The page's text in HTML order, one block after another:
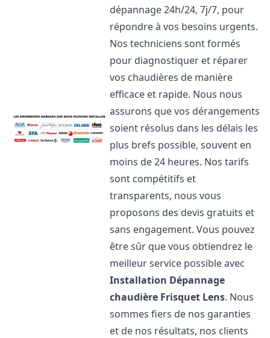
dépannage 24h/24, 7j/7, pour
répondre à vos besoins urgents.
Nos techniciens sont formés
pour diagnostiquer et réparer
vos chaudières de manière
efficace et rapide. Nous nous
assurons que vos dérangements
soient résolus dans les délais les
plus brefs possible, souvent en
moins de 24 heures. Nos tarifs
sont compétitifs et
transparents, nous vous
proposons des devis gratuits et
sans engagement. Vous pouvez
être sûr que vous obtiendrez le
meilleur service possible avec
Installation Dépannage
chaudière Frisquet Lens. Nous
sommes fiers de nos garanties
et de nos résultats, nos clients